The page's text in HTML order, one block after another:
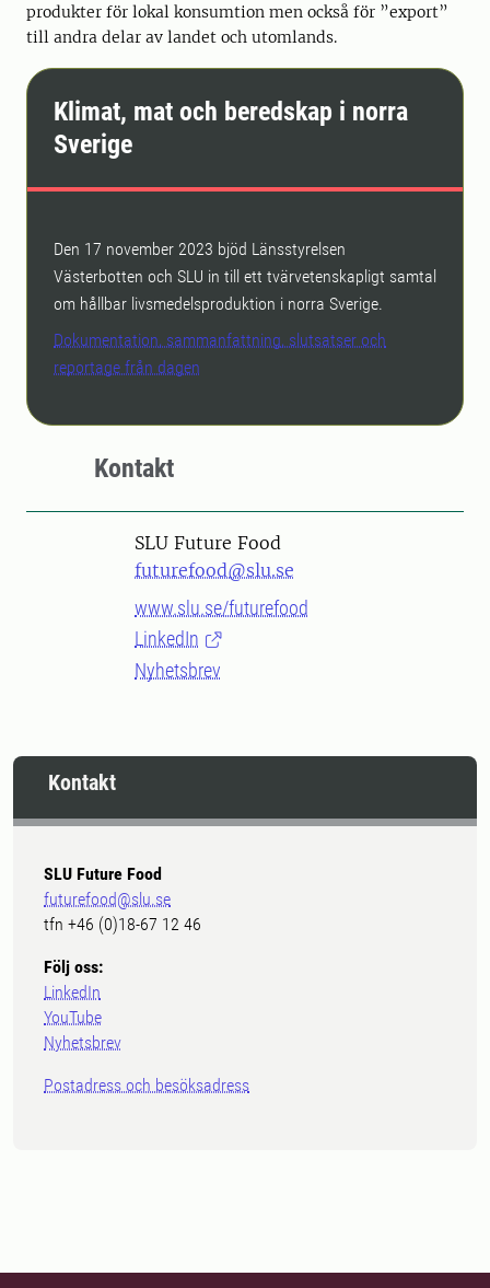
produkter för lokal konsumtion men också för ”export”
till andra delar av landet och utomlands.
Klimat, mat och beredskap i norra
Sverige
Den 17 november 2023 bjöd Länsstyrelsen
Västerbotten och SLU in till ett tvärvetenskapligt samtal
om hållbar livsmedelsproduktion i norra Sverige.
Dokumentation, sammanfattning, slutsatser och
reportage från dagen
Kontakt
SLU Future Food
futurefood@slu.se
www.slu.se/futurefood
LinkedIn
Nyhetsbrev
Kontakt
SLU Future Food
futurefood@slu.se
tfn +46 (0)18-67 12 46
Följ oss:
LinkedIn
YouTube
Nyhetsbrev
Postadress och besöksadress